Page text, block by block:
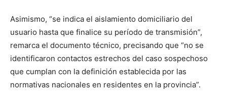
Asimismo, “se indica el aislamiento domiciliario del
usuario hasta que finalice su período de transmisión”,
remarca el documento técnico, precisando que “no se
identificaron contactos estrechos del caso sospechoso
que cumplan con la definición establecida por las
normativas nacionales en residentes en la provincia”.